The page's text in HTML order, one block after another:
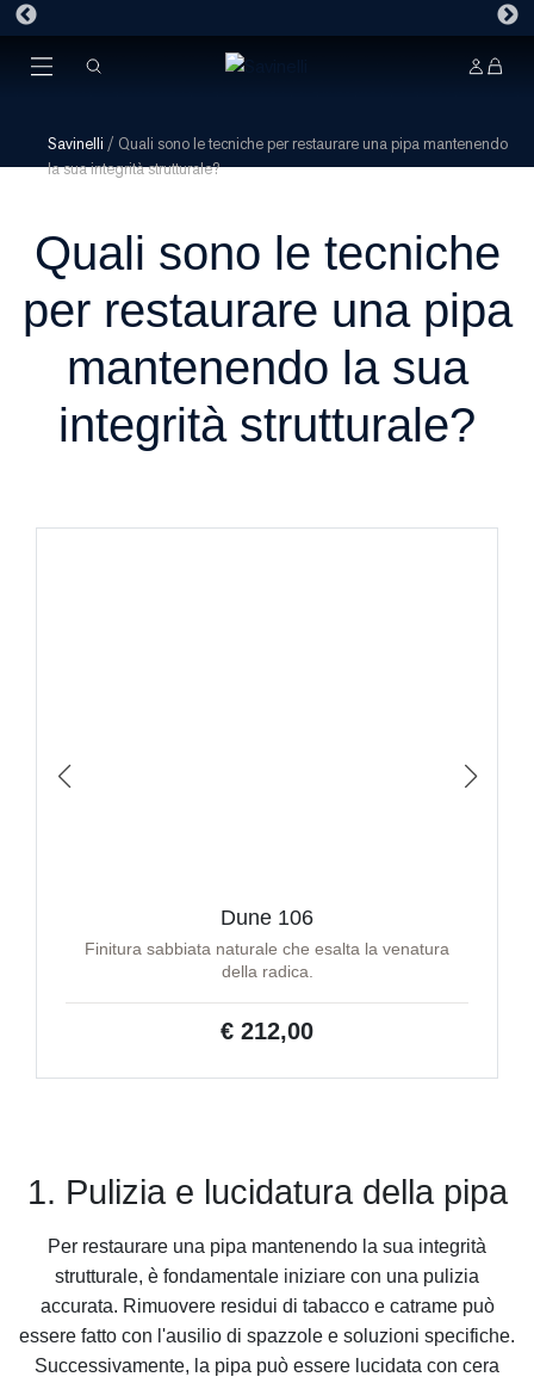
Savinelli / Quali sono le tecniche per restaurare una pipa mantenendo
la sua integrità strutturale?
Quali sono le tecniche
per restaurare una pipa
mantenendo la sua
integrità strutturale?
Dune 106
Finitura sabbiata naturale che esalta la venatura
della radica.
€ 212,00
1. Pulizia e lucidatura della pipa
Per restaurare una pipa mantenendo la sua integrità
strutturale, è fondamentale iniziare con una pulizia
accurata. Rimuovere residui di tabacco e catrame può
essere fatto con l'ausilio di spazzole e soluzioni specifiche.
Successivamente, la pipa può essere lucidata con cera